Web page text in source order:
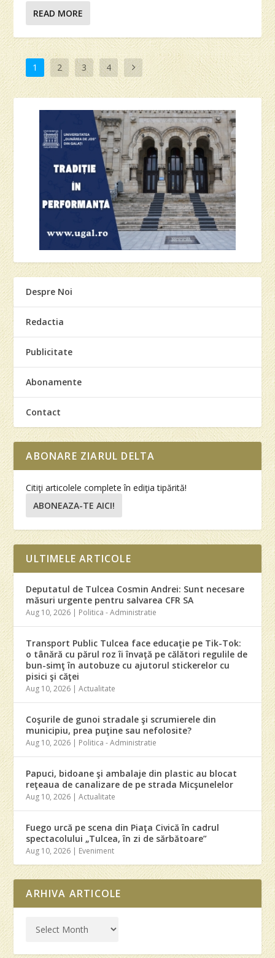
READ MORE
1 2 3 4
Despre Noi
Redactia
Publicitate
Abonamente
Contact
ABONARE ZIARUL DELTA
Citiţi articolele complete în ediţia tipărită!
ABONEAZA-TE AICI!
ULTIMELE ARTICOLE
Deputatul de Tulcea Cosmin Andrei: Sunt necesare
măsuri urgente pentru salvarea CFR SA
Aug 10, 2026 | Politica - Administratie
Transport Public Tulcea face educaţie pe Tik-Tok:
o tânără cu părul roz îi învaţă pe călători regulile de
bun-simţ în autobuze cu ajutorul stickerelor cu
pisici şi căţei
Aug 10, 2026 |Actualitate
Coşurile de gunoi stradale şi scrumierele din
municipiu, prea puţine sau nefolosite?
Aug 10, 2026 | Politica - Administratie
Papuci, bidoane şi ambalaje din plastic au blocat
reţeaua de canalizare de pe strada Micşunelelor
Aug 10, 2026 |Actualitate
Fuego urcă pe scena din Piaţa Civică în cadrul
spectacolului „Tulcea, în zi de sărbătoare”
Aug 10, 2026 | Eveniment
ARHIVA ARTICOLE